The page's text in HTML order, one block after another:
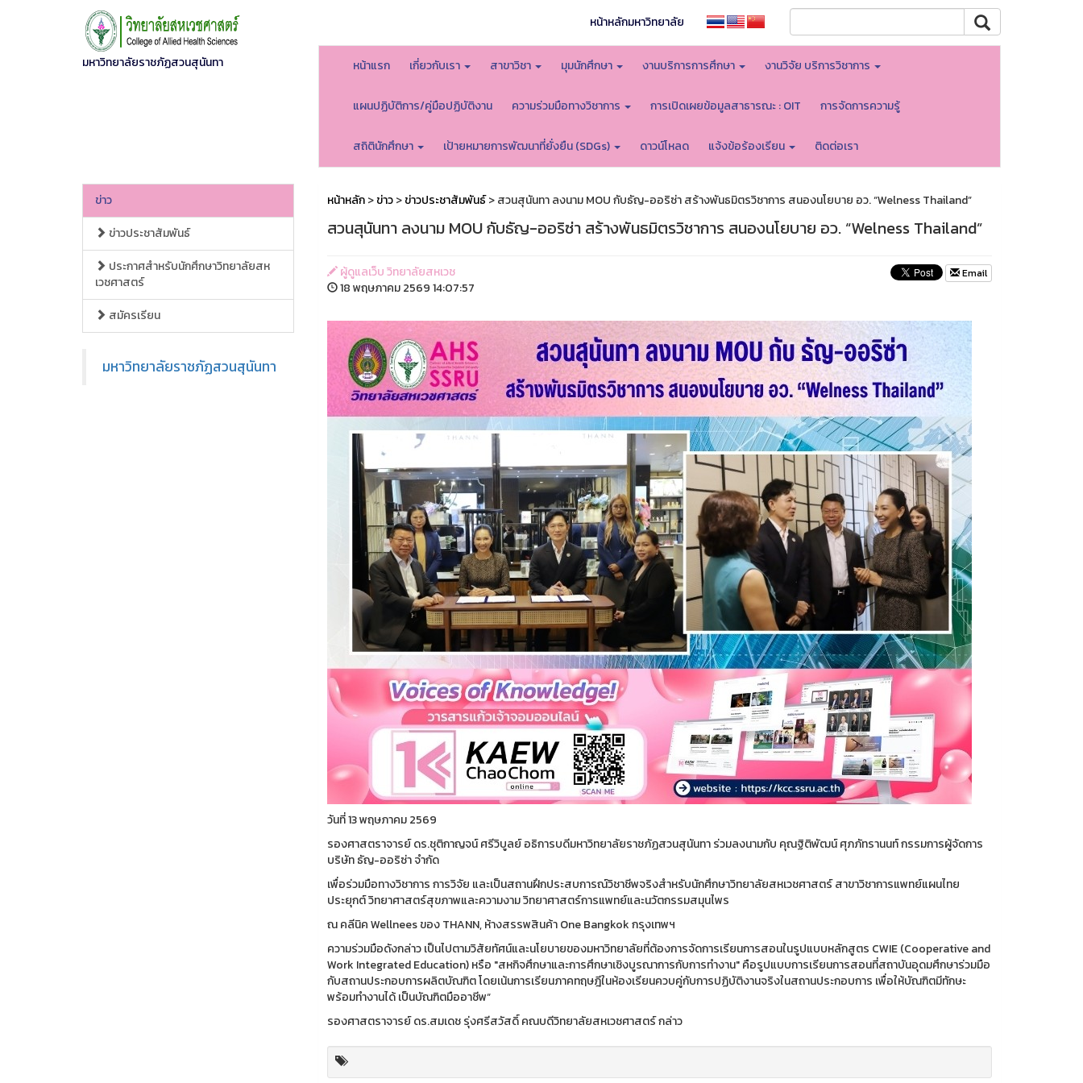
มหาวิทยาลัยราชภัฏสวนสุนันทา
หน้าหลักมหาวิทยาลัย
หน้าแรก เกี่ยวกับเรา สาขาวิชา มุมนักศึกษา งานบริการการศึกษา งานวิจัย บริการวิชาการ
แผนปฏิบัติการ/คู่มือปฏิบัติงาน ความร่วมมือทางวิชาการ การเปิดเผยข้อมูลสาธารณะ : OIT การจัดการความรู้
สถิตินักศึกษา เป้ายหมายการพัฒนาที่ยั่งยืน (SDGs) ดาวน์โหลด แจ้งข้อร้องเรียน ติดต่อเรา
ข่าว
ข่าวประชาสัมพันธ์
ประกาศสำหรับนักศึกษาวิทยาลัยสห
เวชศาสตร์
สมัครเรียน
มหาวิทยาลัยราชภัฏสวนสุนันทา
หน้าหลัก>ข่าว>ข่าวประชาสัมพันธ์> สวนสุนันทา ลงนาม MOU กับธัญ-ออริซ่า สร้างพันธมิตรวิชาการ สนองนโยบาย อว. “Welness Thailand”
สวนสุนันทา ลงนาม MOU กับธัญ-ออริซ่า สร้างพันธมิตรวิชาการ สนองนโยบาย อว. “Welness Thailand”
ผู้ดูแลเว็บ วิทยาลัยสหเวช
18 พฤษภาคม 2569 14:07:57
Email
วันที่ 13 พฤษภาคม 2569
รองศาสตราจารย์ ดร.ชุติกาญจน์ ศรีวิบูลย์ อธิการบดีมหาวิทยาลัยราชภัฏสวนสุนันทา ร่วมลงนามกับ คุณฐิติพัฒน์ ศุภภัทรานนท์ กรรมการผู้จัดการ
บริษัท ธัญ-ออริซ่า จำกัด
เพื่อร่วมมือทางวิชาการ การวิจัย และเป็นสถานฝึกประสบการณ์วิชาชีพจริงสำหรับนักศึกษาวิทยาลัยสหเวชศาสตร์ สาขาวิชาการแพทย์แผนไทย
ประยุกต์ วิทยาศาสตร์สุขภาพและความงาม วิทยาศาสตร์การแพทย์และนวัตกรรมสมุนไพร
ณ คลีนิค Wellnees ของ THANN, ห้างสรรพสินค้า One Bangkok กรุงเทพฯ
ความร่วมมือดังกล่าว เป็นไปตามวิสัยทัศน์และนโยบายของมหาวิทยาลัยที่ต้องการจัดการเรียนการสอนในรูปแบบหลักสูตร CWIE (Cooperative and
Work Integrated Education) หรือ "สหกิจศึกษาและการศึกษาเชิงบูรณาการกับการทำงาน" คือรูปแบบการเรียนการสอนที่สถาบันอุดมศึกษาร่วมมือ
กับสถานประกอบการผลิตบัณฑิต โดยเน้นการเรียนภาคทฤษฎีในห้องเรียนควบคู่กับการปฏิบัติงานจริงในสถานประกอบการ เพื่อให้บัณฑิตมีทักษะ
พร้อมทำงานได้ เป็นบัณฑิตมืออาชีพ“
รองศาสตราจารย์ ดร.สมเดช รุ่งศรีสวัสดิ์ คณบดีวิทยาลัยสหเวชศาสตร์ กล่าว